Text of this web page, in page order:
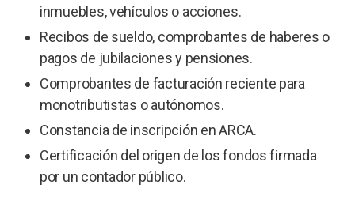
inmuebles, vehículos o acciones.
Recibos de sueldo, comprobantes de haberes o
pagos de jubilaciones y pensiones.
Comprobantes de facturación reciente para
monotributistas o autónomos.
Constancia de inscripción en ARCA.
Certificación del origen de los fondos firmada
por un contador público.